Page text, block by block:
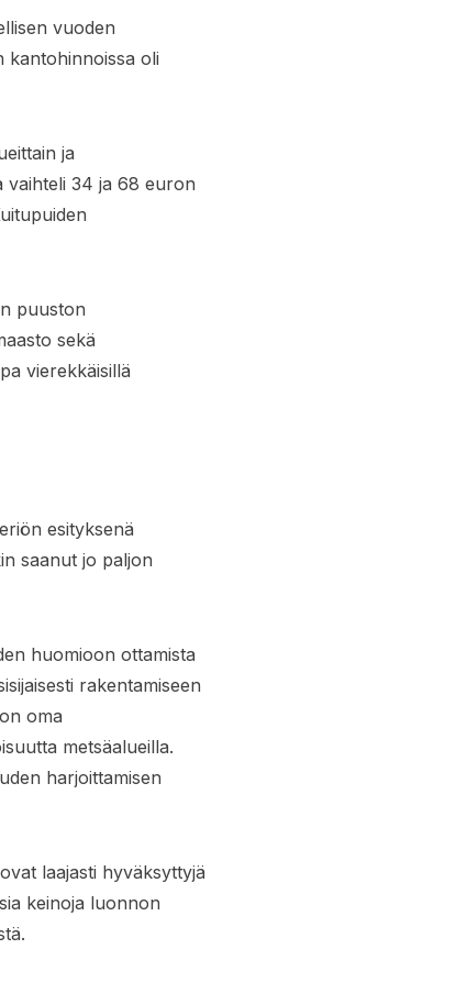
vuoden
kantohinnoissa oli
ja
vaihteli 34 ja 68 euron
puuston
sekä
vierekkäisillä
esityksenä
saanut jo paljon
huomioon ottamista
rakentamiseen
oma
metsäalueilla.
harjoittamisen
laajasti hyväksyttyjä
keinoja luonnon